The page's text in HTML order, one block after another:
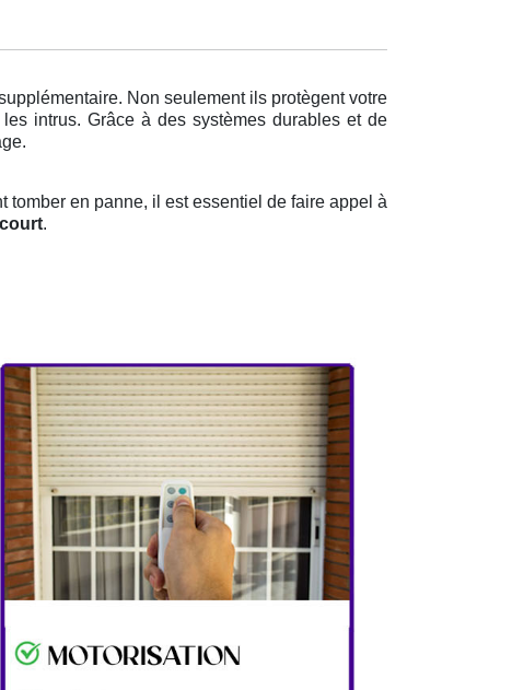
Non seulement ils protègent votre
intrus. Grâce à des systèmes durables et de
tomber en panne, il est essentiel de faire appel à
.